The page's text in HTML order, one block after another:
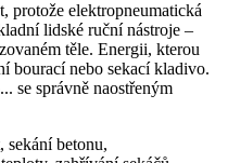
protože elektropneumatická
lidské ruční nástroje –
těle. Energii, kterou
bourací nebo sekací kladivo.
se správně naostřeným
sekání betonu,